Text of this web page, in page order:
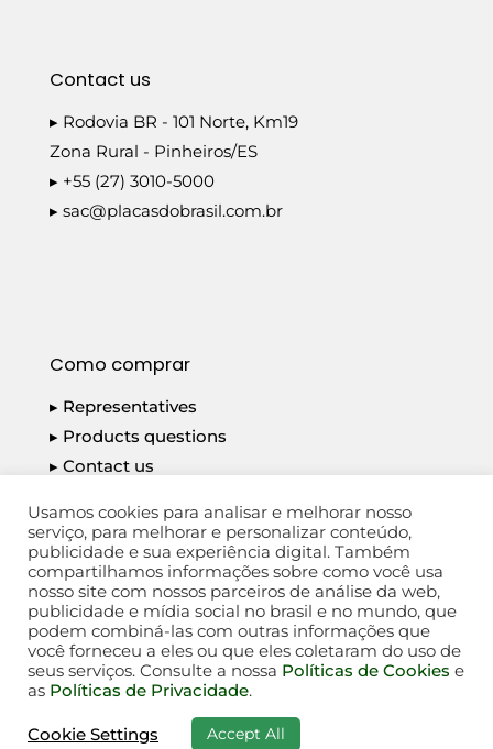
Contact us
▸ Rodovia BR - 101 Norte, Km19
Zona Rural - Pinheiros/ES
▸ +55 (27) 3010-5000
▸ sac@placasdobrasil.com.br
Como comprar
▸ Representatives
▸ Products questions
▸ Contact us
PLACAS DO BRASIL S/A - CNPJ: 14.792.934/0001-
18
@2026 PLACAS DO BRASIL - Todos os direitos
reservados
Usamos cookies para analisar e melhorar nosso
serviço, para melhorar e personalizar conteúdo,
publicidade e sua experiência digital. Também
compartilhamos informações sobre como você usa
nosso site com nossos parceiros de análise da web,
publicidade e mídia social no brasil e no mundo, que
podem combiná-las com outras informações que
você forneceu a eles ou que eles coletaram do uso de
seus serviços. Consulte a nossa Políticas de Cookies e
as Políticas de Privacidade.
Cookie Settings Accept All